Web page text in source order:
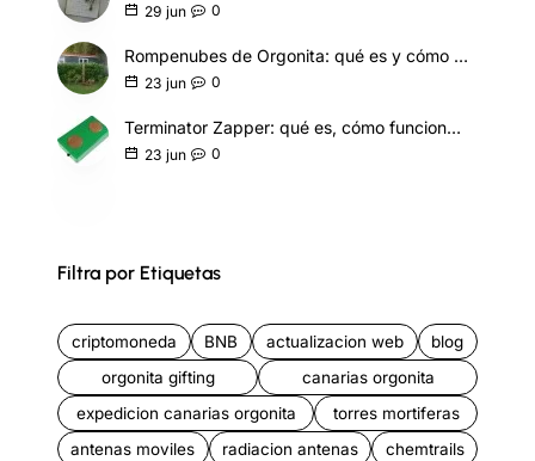
29 jun 0
Rompenubes de Orgonita: qué es y cómo funciona
23 jun 0
Terminator Zapper: qué es, cómo funciona y modelos
23 jun 0
Filtra por Etiquetas
criptomoneda BNB actualizacion web
blog
orgonita gifting
canarias orgonita
expedicion canarias orgonita
torres mortiferas
antenas moviles
radiacion antenas
chemtrails